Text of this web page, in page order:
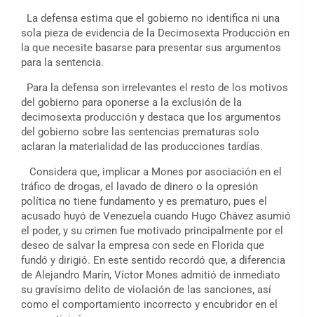
La defensa estima que el gobierno no identifica ni una
sola pieza de evidencia de la Decimosexta Producción en
la que necesite basarse para presentar sus argumentos
para la sentencia.
Para la defensa son irrelevantes el resto de los motivos
del gobierno para oponerse a la exclusión de la
decimosexta producción y destaca que los argumentos
del gobierno sobre las sentencias prematuras solo
aclaran la materialidad de las producciones tardías.
Considera que, implicar a Mones por asociación en el
tráfico de drogas, el lavado de dinero o la opresión
política no tiene fundamento y es prematuro, pues el
acusado huyó de Venezuela cuando Hugo Chávez asumió
el poder, y su crimen fue motivado principalmente por el
deseo de salvar la empresa con sede en Florida que
fundó y dirigió. En este sentido recordó que, a diferencia
de Alejandro Marín, Víctor Mones admitió de inmediato
su gravísimo delito de violación de las sanciones, así
como el comportamiento incorrecto y encubridor en el